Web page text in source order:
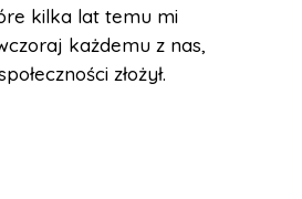
kilka lat temu mi
każdemu z nas,
złożył.